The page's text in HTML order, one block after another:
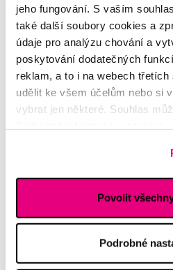
jeho fungování. S vaším
také další soubory cookies a
údaje pro analýzu chování a
poskytování dodatečných
reklam, a to i na webech
udělit ke všem účelům nebo si
vybrat jen některé. Souhlas
Povolit
Podrobné
Potřebujete
Napište našim
MDDr.
Alena